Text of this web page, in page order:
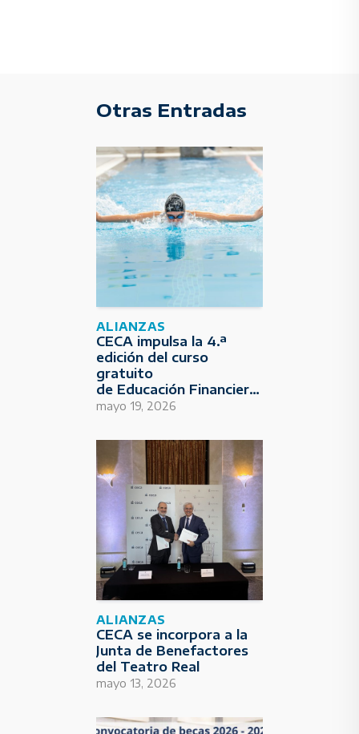
Otras Entradas
ALIANZAS
CECA impulsa la 4.ª
edición del curso
gratuito
de Educación Financiera
para Deportistas
mayo 19, 2026
ALIANZAS
CECA se incorpora a la
Junta de Benefactores
del Teatro Real
mayo 13, 2026